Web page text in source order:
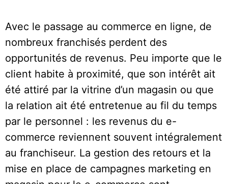
Avec le passage au commerce en ligne, de
nombreux franchisés perdent des
opportunités de revenus. Peu importe que le
client habite à proximité, que son intérêt ait
été attiré par la vitrine d’un magasin ou que
la relation ait été entretenue au fil du temps
par le personnel : les revenus du e-
commerce reviennent souvent intégralement
au franchiseur. La gestion des retours et la
mise en place de campagnes marketing en